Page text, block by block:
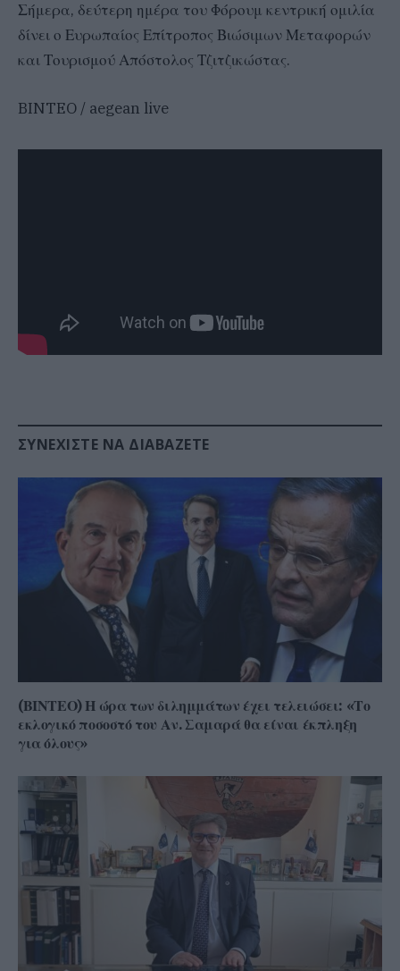
Σήμερα, δεύτερη ημέρα του Φόρουμ κεντρική ομιλία
δίνει ο Ευρωπαίος Επίτροπος Βιώσιμων Μεταφορών
και Τουρισμού Απόστολος Τζιτζικώστας.
BINTEO / aegean live
ΣΥΝΕΧΊΣΤΕ ΝΑ ΔΙΑΒΆΖΕΤΕ
(ΒΙΝΤΕΟ) Η ώρα των διλημμάτων έχει τελειώσει: «Το
εκλογικό ποσοστό του Αν. Σαμαρά θα είναι έκπληξη
για όλους»